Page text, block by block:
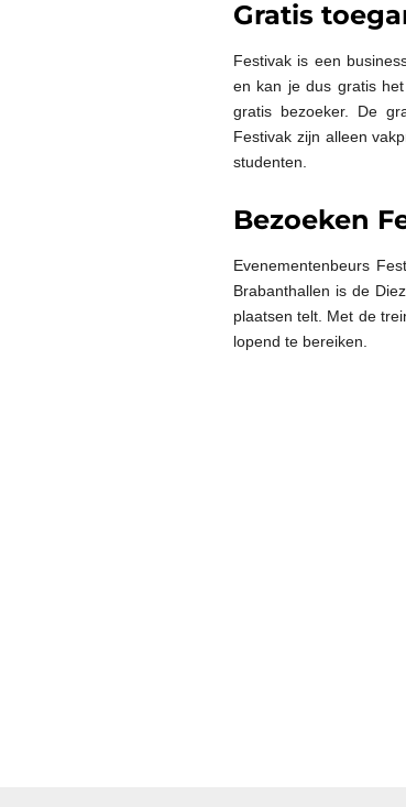
Gratis
Festivak is een
en kan je dus gratis
gratis bezoeker. De
Festivak zijn alleen
studenten.
Bezoeken
Evenementenbeurs
Brabanthallen is de
plaatsen telt. Met de
lopend te bereiken.